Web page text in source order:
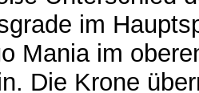
im
Mania im
Die Krone